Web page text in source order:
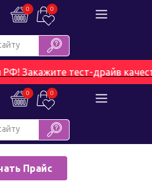
0 0
Каталог
тест-драйв
0
Режим работы: 9:00−18:00
Сб - Вс: выходной день
0
Прайс